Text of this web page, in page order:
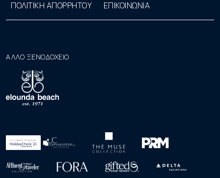
ΠΟΛΙΤΙΚΗ ΑΠΟΡΡΗΤΟΥ
ΕΠΙΚΟΙΝΩΝΙΑ
ΑΛΛΟ ΞΕΝΟΔΟΧΕΙΟ